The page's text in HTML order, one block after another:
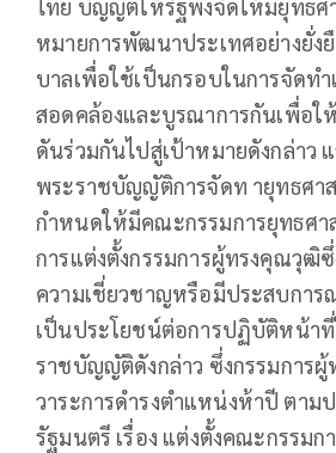
ไทย บัญญัติให้รัฐพึงจัดให้มียุทธศ
หมายการพัฒนาประเทศอย่างยั่ง
บาลเพื่อใช้เป็นกรอบในการจัดท
สอดคล้องและบูรณาการกันเพื่อใ
ดันร่วมกันไปสู่เป้าหมายดังกล่าว
พระราชบัญญัติการจัดท ายุทธศา
กำหนดให้มีคณะกรรมการยุทธศา
การแต่งตั้งกรรมการผู้ทรงคุณวุฒิ
ความเชี่ยวชาญหรือมีประสบการ
เป็นประโยชน์ต่อการปฏิบัติหน้า
ราชบัญญัติดังกล่าว ซึ่งกรรมการ
วาระการดำรงตำแหน่งห้าปี ตาม
รัฐมนตรี เรื่อง แต่งตั้งคณะกรรมก